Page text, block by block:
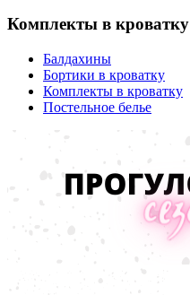
Комплекты в кроватку
Балдахины
Бортики в кроватку
Комплекты в кроватку
Постельное белье